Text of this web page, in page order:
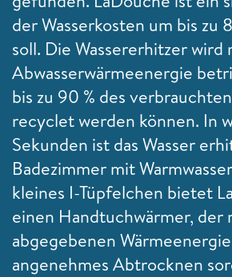
der Wasserkosten um bis zu
soll. Die Wassererhitzer wird
Abwasserwärmeenergie
bis zu 90 % des
recyclet werden können. In
Sekunden ist das Wasser
Badezimmer mit
kleines I-Tüpfelchen bietet
einen Handtuchwärmer, der
abgegebenen
angenehmes Abtrocknen